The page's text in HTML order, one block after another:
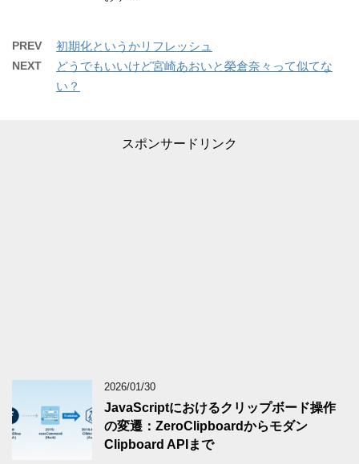
PREV 初期化というかリフレッシュ
NEXT
どうでもいいけど宮崎あおいと榮倉奈々って似てな
い？
スポンサードリンク
2026/01/30
JavaScriptにおけるクリップボード操作
の変遷：ZeroClipboardからモダン
Clipboard APIまで